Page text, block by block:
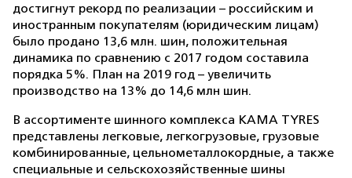
достигнут рекорд по реализации – российским и
иностранным покупателям (юридическим лицам)
было продано 13,6 млн. шин, положительная
динамика по сравнению с 2017 годом составила
порядка 5%. План на 2019 год – увеличить
производство на 13% до 14,6 млн шин.
В ассортименте шинного комплекса KAMA TYRES
представлены легковые, легкогрузовые, грузовые
комбинированные, цельнометаллокордные, а также
специальные и сельскохозяйственные шины